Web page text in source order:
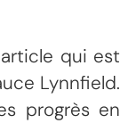
qui est
Lynnfield.
progrès en